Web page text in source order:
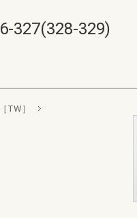
327(328-329)
TW］